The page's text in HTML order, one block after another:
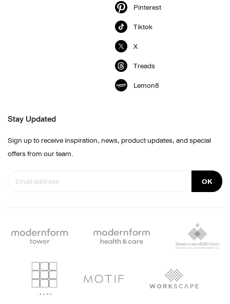
Pinterest
Tiktok
X
Treads
Lemon8
Stay Updated
Sign up to receive inspiration, news, product updates, and special
offers from our team.
OK